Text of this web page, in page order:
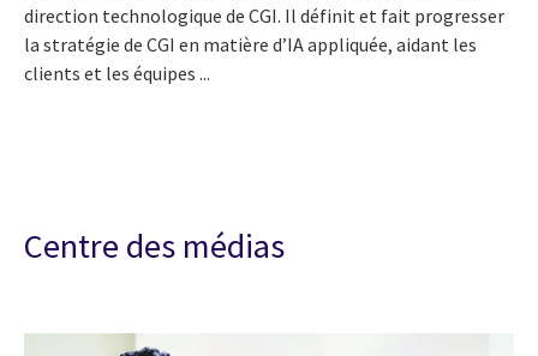
direction technologique de CGI. Il définit et fait progresser
la stratégie de CGI en matière d’IA appliquée, aidant les
clients et les équipes ...
Centre des médias